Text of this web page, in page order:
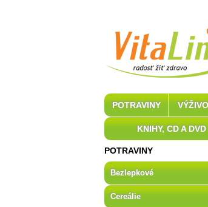
POTRAVINY
Bezlepkové
Cereálie
POTRAVINY
KNIHY, CD A DVD